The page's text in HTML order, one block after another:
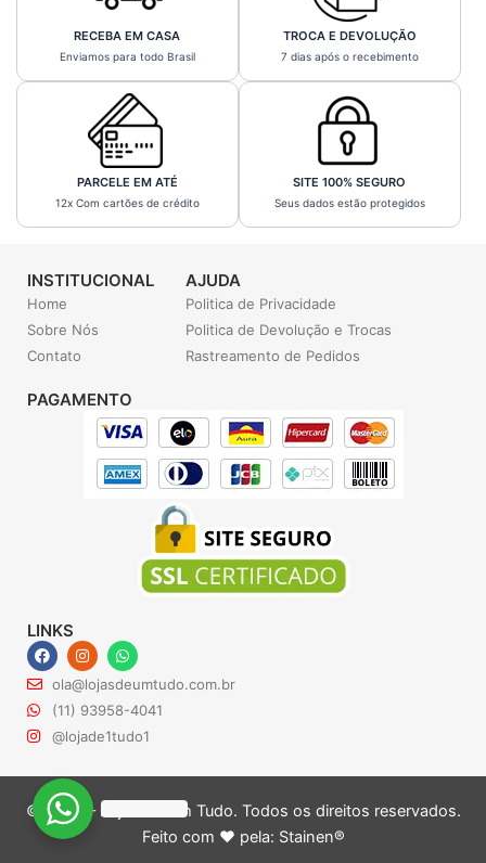
RECEBA EM CASA
Enviamos para todo Brasil
TROCA E DEVOLUÇÃO
7 dias após o recebimento
PARCELE EM ATÉ
12x Com cartões de crédito
SITE 100% SEGURO
Seus dados estão protegidos
INSTITUCIONAL
Home
Sobre Nós
Contato
AJUDA
Politica de Privacidade
Politica de Devolução e Trocas
Rastreamento de Pedidos
PAGAMENTO
LINKS
F
a
c
e
o
I
n
s
t
a
r
W
h
a
t
s
p
ola@lojasdeumtudo.com.br
(11) 93958-4041
@lojade1tudo1
© 2024 – Lojas de Um Tudo. Todos os direitos reservados.
Feito com ♥ pela: Stainen®